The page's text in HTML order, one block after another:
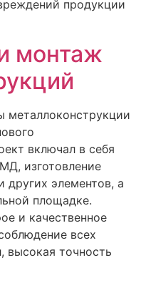
продукции
монтаж
металлоконструкции
включал в себя
изготовление
других элементов, а
площадке.
и качественное
всех
высокая точность